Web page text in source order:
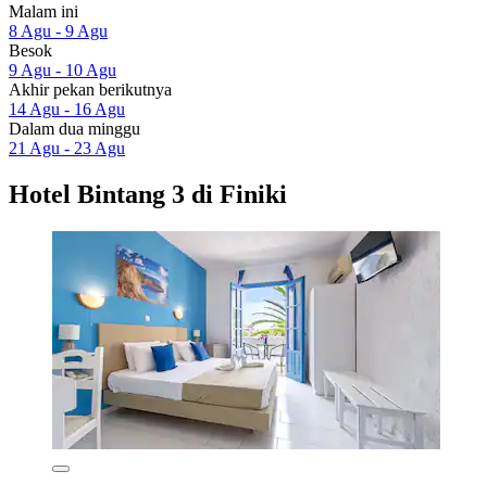
Malam ini
8 Agu - 9 Agu
Besok
9 Agu - 10 Agu
Akhir pekan berikutnya
14 Agu - 16 Agu
Dalam dua minggu
21 Agu - 23 Agu
Hotel Bintang 3 di Finiki